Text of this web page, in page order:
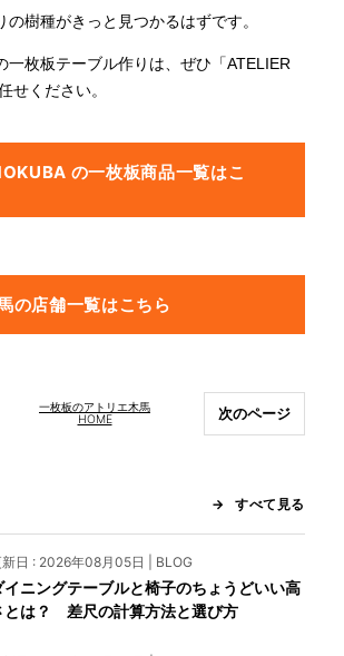
の樹種がきっと見つかるはずです。
一枚板テーブル作りは、ぜひ「ATELIER
せください。
の一枚板商品一覧はこ
の店舗一覧はこちら
一枚板のアトリエ木馬
HOME
次のページ
すべて見る
日 : 2026年08月05日 | BLOG
イニングテーブルと椅子のちょうどいい高
とは？ 差尺の計算方法と選び方